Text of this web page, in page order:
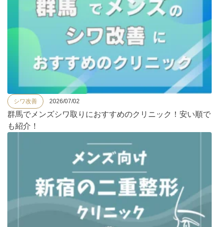
シワ改善 2026/07/02
群馬でメンズシワ取りにおすすめのクリニック！安い順で
も紹介！